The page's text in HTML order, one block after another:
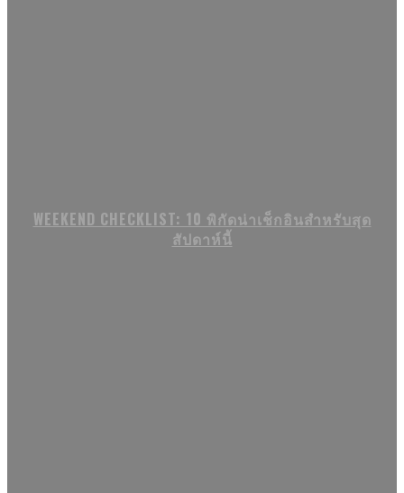
WEEKEND CHECKLIST: 10 พิกัดน่าเช็กอินสำหรับสุด
สัปดาห์นี้